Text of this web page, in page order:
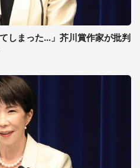
しまった...」芥川賞作家が批判